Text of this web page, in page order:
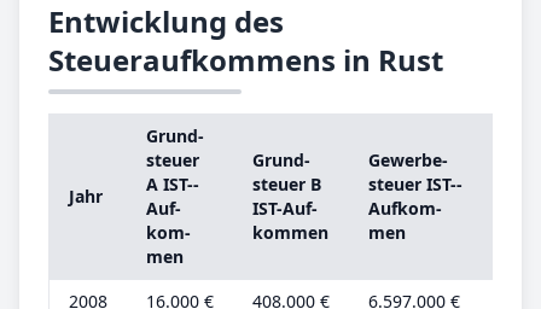
Entwicklung des
Steueraufkommens in Rust
Jahr
Grund­
steu­er
A IST-­
Auf­
kom­
men
Grund­
steu­er B
IST-­Auf­
kom­men
Ge­wer­be­
steu­er IST-­
Auf­kom­
men
2008 16.000 € 408.000 € 6.597.000 €